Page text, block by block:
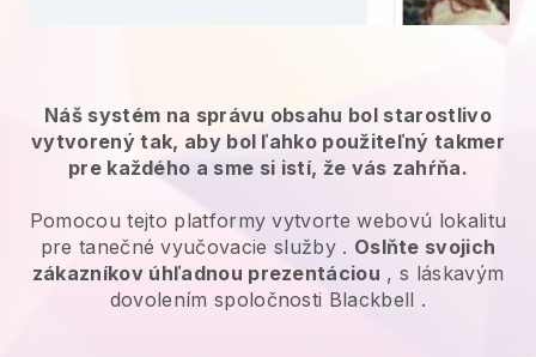
Náš systém na správu obsahu bol starostlivo
vytvorený tak, aby bol ľahko použiteľný takmer
pre každého a sme si istí, že vás zahŕňa.
Pomocou tejto platformy vytvorte webovú lokalitu
pre tanečné vyučovacie služby. Oslňte svojich
zákazníkov úhľadnou prezentáciou , s láskavým
dovolením spoločnosti Blackbell .